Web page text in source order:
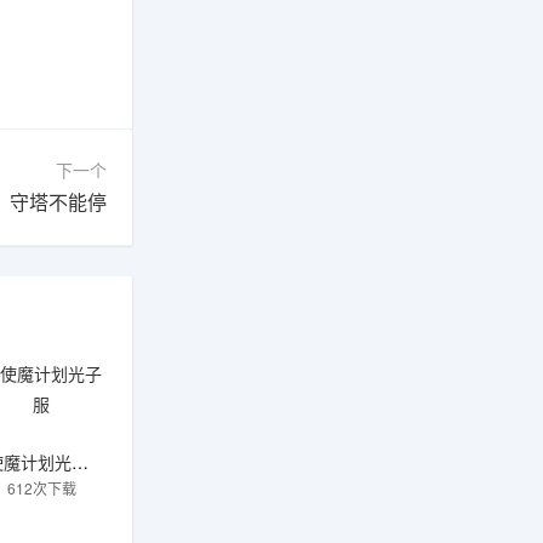
下一个
守塔不能停
使魔计划光子服
612次下载